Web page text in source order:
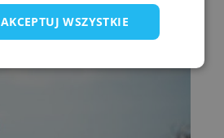
AKCEPTUJ WSZYSTKIE